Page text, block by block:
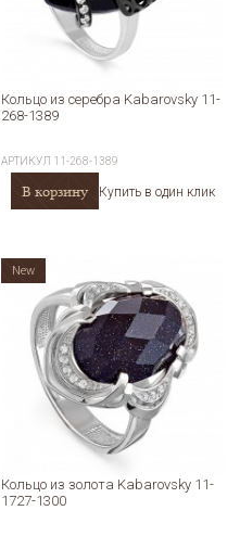
Кольцо из серебра Kabarovsky 11-
268-1389
АРТИКУЛ 11-268-1389
В корзину Купить в один клик
Кольцо из золота Kabarovsky 11-
1727-1300
New